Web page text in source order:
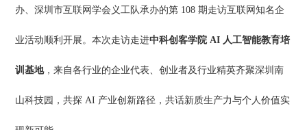
办、深圳市互联网学会义工队承办的第 108 期走访互联网知名企
业活动顺利开展。本次走访走进中科创客学院 AI 人工智能教育培
训基地，来自各行业的企业代表、创业者及行业精英齐聚深圳南
山科技园，共探 AI 产业创新路径，共话新质生产力与个人价值实